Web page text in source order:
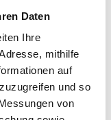
Daten
Ihre
mithilfe
auf
und so
von